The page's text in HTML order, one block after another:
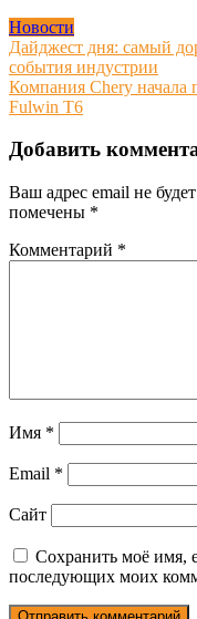
Новости
Навигация
по
записям
Дайджест дня: самый
события индустрии
Компания Chery начала
Fulwin T6
Добавить
Ваш адрес email не
помечены *
Комментарий *
Имя *
Email *
Сайт
Сохранить моё имя,
последующих моих